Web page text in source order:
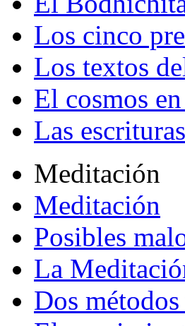
Los cinco
Los textos
El cosmos
Las
Meditación
Meditación
Posibles
La
Dos